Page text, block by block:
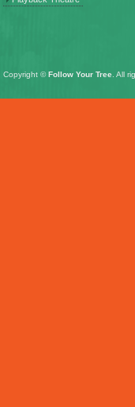
Copyright © Follow Your Tree. All